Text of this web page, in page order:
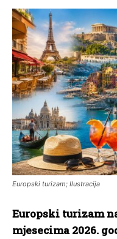
Europski turizam; Ilustracija
Europski turizam
mjesecima 2026.